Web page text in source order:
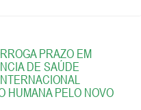
PRAZO EM
DE SAÚDE
HUMANA PELO NOVO